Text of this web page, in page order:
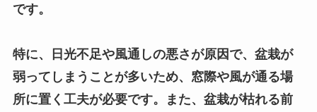
です。
特に、日光不足や風通しの悪さが原因で、盆栽が
弱ってしまうことが多いため、窓際や風が通る場
所に置く工夫が必要です。また、盆栽が枯れる前